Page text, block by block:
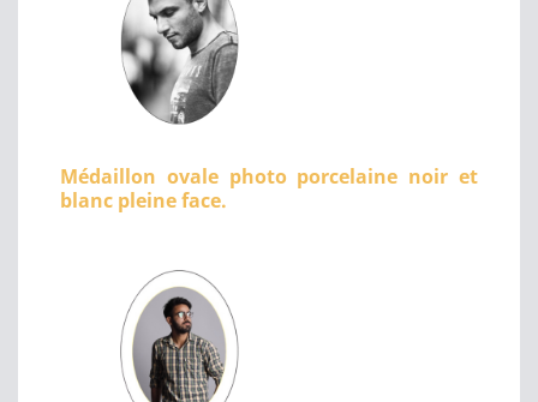
Médaillon ovale photo porcelaine noir et
blanc pleine face.